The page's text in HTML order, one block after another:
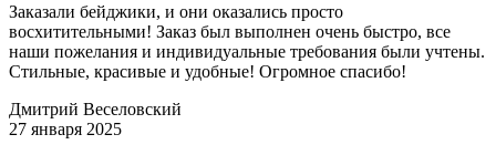
Заказали бейджики, и они оказались просто
восхитительными! Заказ был выполнен очень быстро, все
наши пожелания и индивидуальные требования были учтены.
Стильные, красивые и удобные! Огромное спасибо!
Дмитрий Веселовский
27 января 2025